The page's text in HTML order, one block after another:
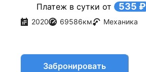
Платеж в сутки от 535 ₽
2020 69586км Механика
Забронировать